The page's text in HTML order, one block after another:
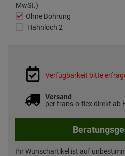
MwSt.)
Ohne Bohrung
Hahnloch 2
Verfügbarkeit bitte
Versand
per trans-o-flex direkt ab
Ihr Wunschartikel ist auf